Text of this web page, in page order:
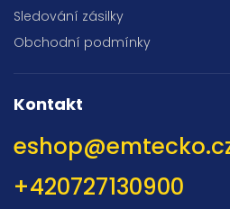
Sledování zásilky
Obchodní podmínky
Kontakt
eshop@
+420727130900